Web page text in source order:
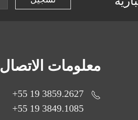
معلومات الاتصال
3859.2627 19 55+
3849.1085 19 55+